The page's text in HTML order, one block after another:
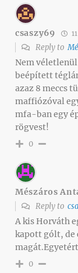
csaszy69
Reply to
Nem véletlenül
beépített
azaz 8 meccs
maffiózóval
mfa-ban egy
rögvest!
0
Mészáros
Reply to
A kis Horváth
kapott gólt, de
0